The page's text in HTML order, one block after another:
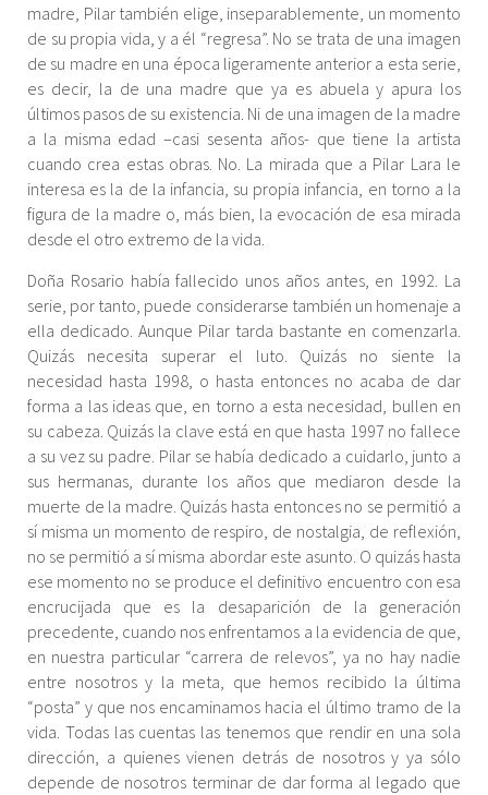
madre, Pilar también elige, inseparablemente, un momento
de su propia vida, y a él “regresa”. No se trata de una imagen
de su madre en una época ligeramente anterior a esta serie,
es decir, la de una madre que ya es abuela y apura los
últimos pasos de su existencia. Ni de una imagen de la madre
a la misma edad –casi sesenta años- que tiene la artista
cuando crea estas obras. No. La mirada que a Pilar Lara le
interesa es la de la infancia, su propia infancia, en torno a la
figura de la madre o, más bien, la evocación de esa mirada
desde el otro extremo de la vida.
Doña Rosario había fallecido unos años antes, en 1992. La
serie, por tanto, puede considerarse también un homenaje a
ella dedicado. Aunque Pilar tarda bastante en comenzarla.
Quizás necesita superar el luto. Quizás no siente la
necesidad hasta 1998, o hasta entonces no acaba de dar
forma a las ideas que, en torno a esta necesidad, bullen en
su cabeza. Quizás la clave está en que hasta 1997 no fallece
a su vez su padre. Pilar se había dedicado a cuidarlo, junto a
sus hermanas, durante los años que mediaron desde la
muerte de la madre. Quizás hasta entonces no se permitió a
sí misma un momento de respiro, de nostalgia, de reflexión,
no se permitió a sí misma abordar este asunto. O quizás hasta
ese momento no se produce el definitivo encuentro con esa
encrucijada que es la desaparición de la generación
precedente, cuando nos enfrentamos a la evidencia de que,
en nuestra particular “carrera de relevos”, ya no hay nadie
entre nosotros y la meta, que hemos recibido la última
“posta” y que nos encaminamos hacia el último tramo de la
vida. Todas las cuentas las tenemos que rendir en una sola
dirección, a quienes vienen detrás de nosotros y ya sólo
depende de nosotros terminar de dar forma al legado que